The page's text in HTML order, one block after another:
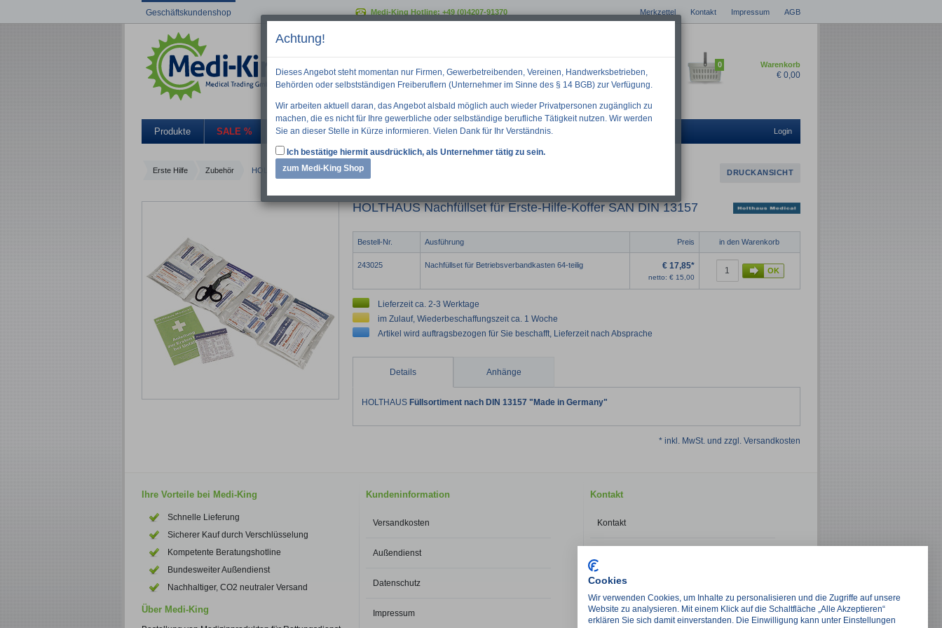
Geschäftskundenshop Medi-King Hotline: +49 (0)4207-91370 Merkzettel Kontakt Impressum AGB
GO
Warenkorb
0
€ 0,00
Produkte SALE % Aktuelle Informationen Downloads Über uns Login
Erste Hilfe Zubehör HOLTHAUS Nachfüllset für Erste-Hilfe-Koffer SAN DIN 13157 DRUCKANSICHT
HOLTHAUS Nachfüllset für Erste-Hilfe-Koffer SAN DIN 13157
Bestell-Nr. Ausführung Preis in den Warenkorb
243025 Nachfüllset für Betriebsverbandkasten 64-teilig €17,85*
netto: €15,00
Lieferzeit ca. 2-3 Werktage
im Zulauf, Wiederbeschaffungszeit ca. 1 Woche
Artikel wird auftragsbezogen für Sie beschafft, Lieferzeit nach Absprache
Details Anhänge
HOLTHAUS Füllsortiment nach DIN 13157 "Made in Germany"
* inkl. MwSt. und zzgl. Versandkosten
Ihre Vorteile bei Medi-King
Schnelle Lieferung
Sicherer Kauf durch Verschlüsselung
Kompetente Beratungshotline
Bundesweiter Außendienst
Nachhaltiger, CO2 neutraler Versand
Über Medi-King
Kundeninformation
Versandkosten
Außendienst
Datenschutz
Impressum
Kontakt
Kontakt
Medi-King Medical Trading GmbH
Rudolf-Diesel-Str. 30
28876 Oyten
info@medi-king.de
Achtung!
Dieses Angebot steht momentan nur Firmen, Gewerbetreibenden, Vereinen, Handwerksbetrieben,
Behörden oder selbstständigen Freiberuflern (Unternehmer im Sinne des § 14 BGB) zur Verfügung.
Wir arbeiten aktuell daran, das Angebot alsbald möglich auch wieder Privatpersonen zugänglich zu
machen, die es nicht für Ihre gewerbliche oder selbständige berufliche Tätigkeit nutzen. Wir werden
Sie an dieser Stelle in Kürze informieren. Vielen Dank für Ihr Verständnis.
Ich bestätige hiermit ausdrücklich, als Unternehmer tätig zu sein.
zum Medi-King Shop
Cookies
Wir verwenden Cookies, um Inhalte zu personalisieren und die Zugriffe auf unsere
Website zu analysieren. Mit einem Klick auf die Schaltfläche „Alle Akzeptieren“
erklären Sie sich damit einverstanden. Die Einwilligung kann unter Einstellungen